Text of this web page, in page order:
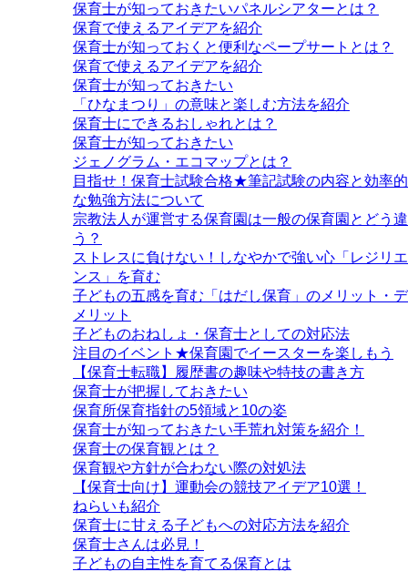
保育士が知っておきたいパネルシアターとは？
保育で使えるアイデアを紹介
保育士が知っておくと便利なペープサートとは？
保育で使えるアイデアを紹介
保育士が知っておきたい
「ひなまつり」の意味と楽しむ方法を紹介
保育士にできるおしゃれとは？
保育士が知っておきたい
ジェノグラム・エコマップとは？
目指せ！保育士試験合格★筆記試験の内容と効率的
な勉強方法について
宗教法人が運営する保育園は一般の保育園とどう違
う？
ストレスに負けない！しなやかで強い心「レジリエ
ンス」を育む
子どもの五感を育む「はだし保育」のメリット・デ
メリット
子どものおねしょ・保育士としての対応法
注目のイベント★保育園でイースターを楽しもう
【保育士転職】履歴書の趣味や特技の書き方
保育士が把握しておきたい
保育所保育指針の5領域と10の姿
保育士が知っておきたい手荒れ対策を紹介！
保育士の保育観とは？
保育観や方針が合わない際の対処法
【保育士向け】運動会の競技アイデア10選！
ねらいも紹介
保育士に甘える子どもへの対応方法を紹介
保育士さんは必見！
子どもの自主性を育てる保育とは